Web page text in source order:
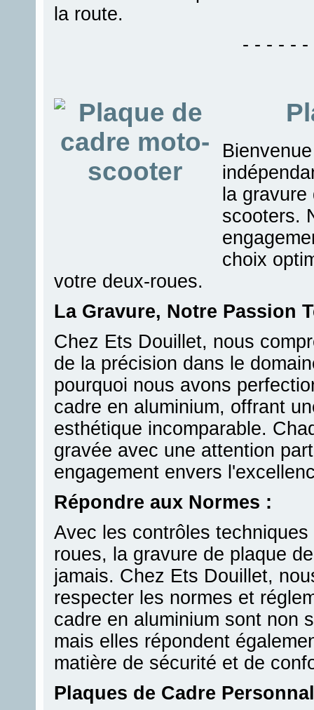
la route.
- - - - -
la
scooters.
choix
votre deux-roues.
La Gravure, Notre Passion
Chez Ets Douillet, nous
de la précision dans le
pourquoi nous avons
cadre en aluminium, offrant
esthétique incomparable.
gravée avec une attention
engagement envers
Répondre aux Normes :
Avec les contrôles
roues, la gravure de plaque
jamais. Chez Ets Douillet,
respecter les normes et
cadre en aluminium sont non
mais elles répondent
matière de sécurité et de
Plaques de Cadre